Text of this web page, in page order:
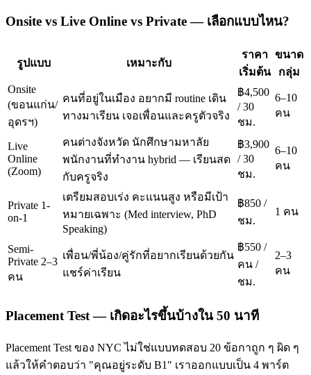
Onsite vs Live Online vs Private — เลือกแบบไหน?
รูปแบบ เหมาะกับ
ราคา
เริ่มต้น
ขนาด
กลุ่ม
Onsite
(ขอนแก่น/
อุดรฯ)
คนที่อยู่ในเมือง อยากมี routine เดิน
ทางมาเรียน เจอเพื่อนและครูตัวจริง
฿4,500
/ 30
ชม.
6–10
คน
Live
Online
(Zoom)
คนต่างจังหวัด นักศึกษามหาลัย
พนักงานที่ทำงาน hybrid — เรียนสด
กับครูจริง
฿3,900
/ 30
ชม.
6–10
คน
Private 1-
on-1
เตรียมสอบเร่ง คะแนนสูง หรือมีเป้า
หมายเฉพาะ (Med interview, PhD
Speaking)
฿850 /
ชม.
1 คน
Semi-
Private 2–3
คน
เพื่อน/พี่น้อง/คู่รักที่อยากเรียนด้วยกัน
แชร์ค่าเรียน
฿550 /
คน /
ชม.
2–3
คน
Placement Test — เกิดอะไรขึ้นบ้างใน 50 นาที
Placement Test ของ NYC ไม่ใช่แบบทดสอบ 20 ข้อกาถูก ๆ ผิด ๆ
แล้วให้คำตอบว่า "คุณอยู่ระดับ B1" เราออกแบบเป็น 4 พาร์ต